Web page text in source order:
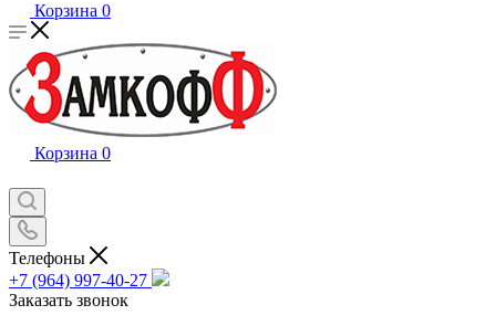
Корзина 0
Корзина 0
Телефоны
+7 (964) 997-40-27
Заказать звонок